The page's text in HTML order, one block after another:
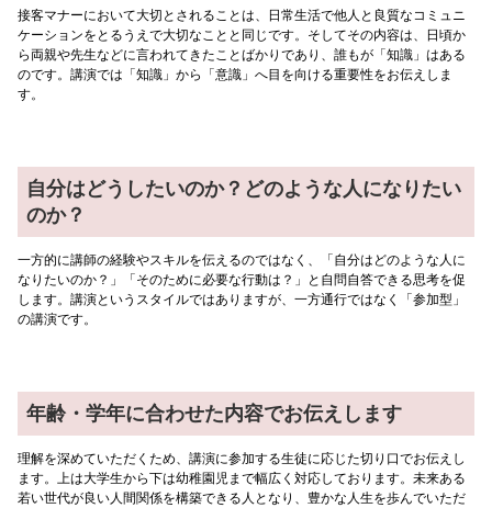
接客マナーにおいて大切とされることは、日常生活で他人と良質なコミュニ
ケーションをとるうえで大切なことと同じです。そしてその内容は、日頃か
ら両親や先生などに言われてきたことばかりであり、誰もが「知識」はある
のです。講演では「知識」から「意識」へ目を向ける重要性をお伝えしま
す。
自分はどうしたいのか？どのような人になりたい
のか？
一方的に講師の経験やスキルを伝えるのではなく、「自分はどのような人に
なりたいのか？」「そのために必要な行動は？」と自問自答できる思考を促
します。講演というスタイルではありますが、一方通行ではなく「参加型」
の講演です。
年齢・学年に合わせた内容でお伝えします
理解を深めていただくため、講演に参加する生徒に応じた切り口でお伝えし
ます。上は大学生から下は幼稚園児まで幅広く対応しております。未来ある
若い世代が良い人間関係を構築できる人となり、豊かな人生を歩んでいただ